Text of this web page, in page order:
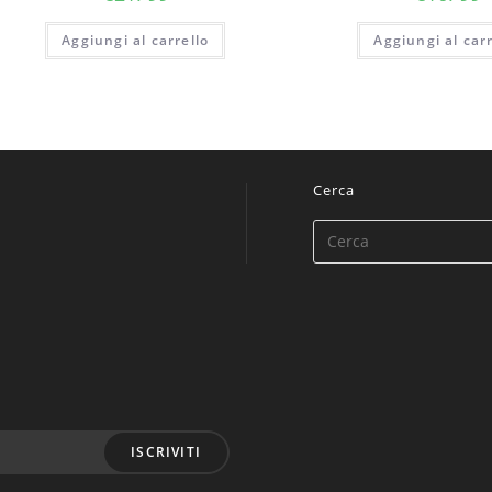
Aggiungi al carrello Aggiungi al
ISCRIVITI
Cerca